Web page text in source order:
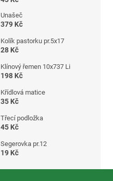
Unašeč
379 Kč
Kolík pastorku pr.5x17
28 Kč
Klínový řemen 10x737 Li
198 Kč
Křídlová matice
35 Kč
Třecí podložka
45 Kč
Segerovka pr.12
19 Kč